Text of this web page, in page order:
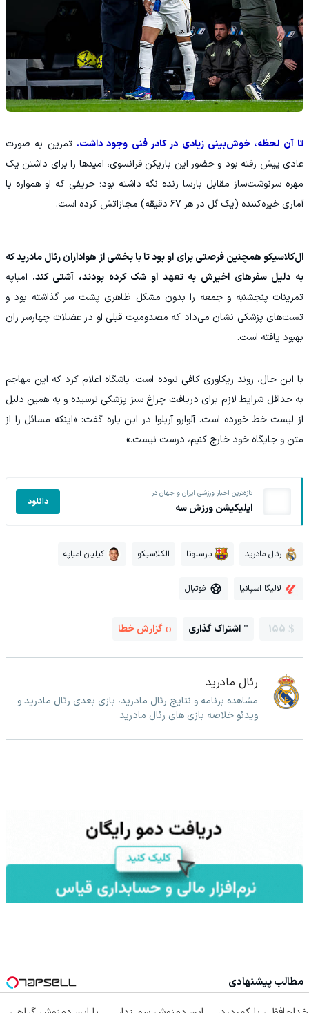
تا آن لحظه، خوش‌بینی زیادی در کادر فنی وجود داشت. تمرین به صورت
عادی پیش رفته بود و حضور این بازیکن فرانسوی، امیدها را برای داشتن یک
مهره سرنوشت‌ساز مقابل بارسا زنده نگه داشته بود؛ حریفی که او همواره با
آماری خیره‌کننده (یک گل در هر ۶۷ دقیقه) مجازاتش کرده است.
ال‌کلاسیکو همچنین فرصتی برای او بود تا با بخشی از هواداران رئال مادرید که
به دلیل سفرهای اخیرش به تعهد او شک کرده بودند، آشتی کند. امباپه
تمرینات پنجشنبه و جمعه را بدون مشکل ظاهری پشت سر گذاشته بود و
تست‌های پزشکی نشان می‌داد که مصدومیت قبلی او در عضلات چهارسر ران
بهبود یافته است.
با این حال، روند ریکاوری کافی نبوده است. باشگاه اعلام کرد که این مهاجم
به حداقل شرایط لازم برای دریافت چراغ سبز پزشکی نرسیده و به همین دلیل
از لیست خط خورده است. آلوارو آربلوا در این باره گفت: «اینکه مسائل را از
متن و جایگاه خود خارج کنیم، درست نیست.»
تازه‌ترین اخبار ورزشی ایران و جهان در
اپلیکیشن ورزش سه دانلود
رئال مادرید بارسلونا الکلاسیکو کیلیان امباپه
لالیگا اسپانیا فوتبال
155 اشتراک گذاری گزارش خطا
رئال مادرید
مشاهده برنامه و نتایج رئال مادرید، بازی بعدی رئال مادرید و
ویدئو خلاصه بازی های رئال مادرید
مطالب پیشنهادی